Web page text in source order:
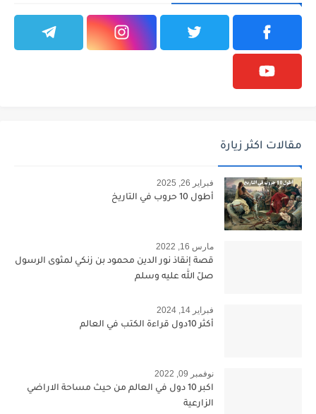
مقالات اكثر زيارة
فبراير 26, 2025
أطول 10 حروب في التاريخ
مارس 16, 2022
قصة إنقاذ نور الدين محمود بن زنكي لمثوى الرسول
صلّ الله عليه وسلم
فبراير 14, 2024
أكثر 10دول قراءة الكتب في العالم
نوفمبر 09, 2022
اكبر 10 دول في العالم من حيث مساحة الاراضي
الزارعية